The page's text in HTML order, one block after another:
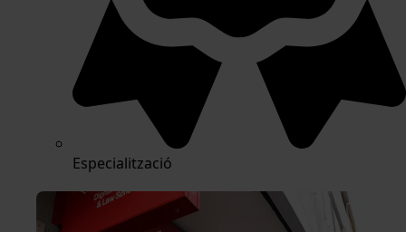
Especialització